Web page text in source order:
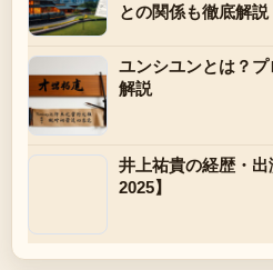
との関係も徹底解説
ユンシユンとは？
解説
井上祐貴の経歴・
2025】